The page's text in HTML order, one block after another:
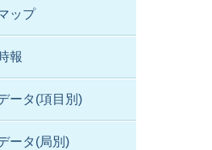
ップ
報
ータ(項目別)
ータ(局別)